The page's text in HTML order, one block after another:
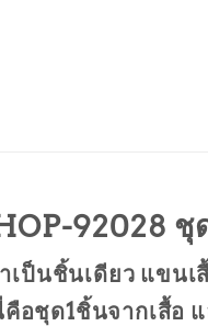
92028
เป็นชิ้นเดียว แขน
คือชุด1ชิ้นจากเสื้อ